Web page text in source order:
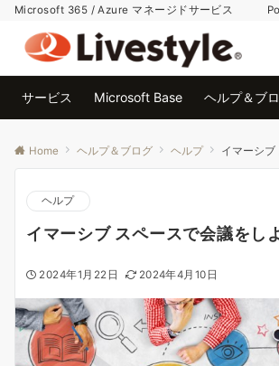
Microsoft 365 / Azure マネージドサービス
サービス Microsoft Base ヘルプ＆ブ
Home ヘルプ＆ブログ ヘルプ イマーシブ
ヘルプ
イマーシブ スペースで会議をし
2024年1月22日 2024年4月10日